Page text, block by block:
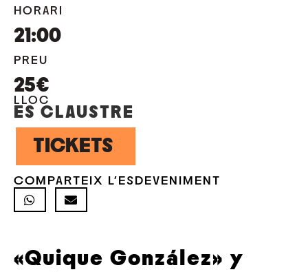
HORARI
21:00
PREU
25€
LLOC
ES CLAUSTRE
TICKETS
COMPARTEIX L'ESDEVENIMENT
«Quique González» y